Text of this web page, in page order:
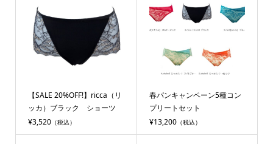
【SALE 20%OFF!】ricca（リ
ッカ）ブラック ショーツ
¥3,520（税込）
春パンキャンペーン5種コン
プリートセット
¥13,200（税込）